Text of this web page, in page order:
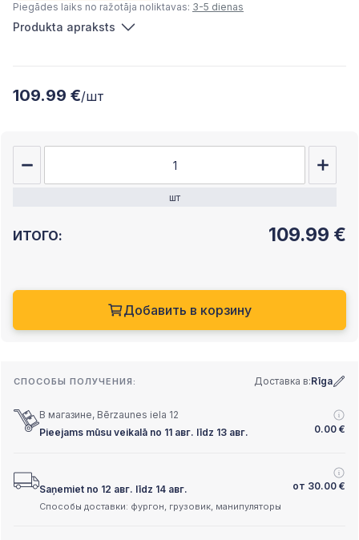
Piegādes laiks no ražotāja noliktavas: 3-5 dienas
Produkta apraksts
109.99 €/шт
шт
ИТОГО: 109.99 €
Добавить в корзину
СПОСОБЫ ПОЛУЧЕНИЯ: Доставка в:Rīga
В магазине, Bērzaunes iela 12
Pieejams mūsu veikalā no 11 авг. līdz 13 авг.
0.00 €
Saņemiet no 12 авг. līdz 14 авг. от 30.00 €
Способы доставки: фургон, грузовик, манипуляторы